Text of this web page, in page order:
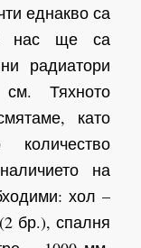
еднакво са
нас ще са
радиатори
Тяхното
като
на
хол –
бр.), спалня